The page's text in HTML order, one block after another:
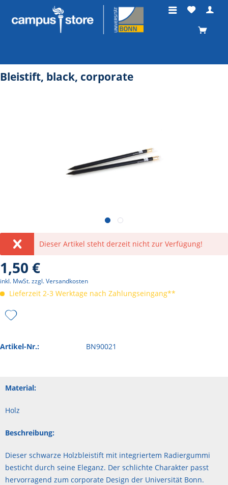
Bleistift, black, corporate
Dieser Artikel steht derzeit nicht zur Verfügung!
1,50 €
inkl. MwSt.zzgl. Versandkosten
Lieferzeit 2-3 Werktage nach Zahlungseingang**
Artikel-Nr.: BN90021
Material:
Holz
Beschreibung:
Dieser schwarze Holzbleistift mit integriertem Radiergummi
besticht durch seine Eleganz. Der schlichte Charakter passt
hervorragend zum corporate Design der Universität Bonn.